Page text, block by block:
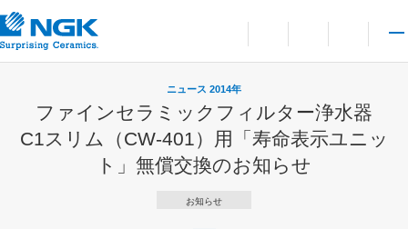
言語切り替えメニュー
サイト内検索を開
お問い合わせ
メイ
ニュース 2014年
ファインセラミックフィルター浄水器
C1スリム（CW-401）用「寿命表示ユニッ
ト」無償交換のお知らせ
お知らせ